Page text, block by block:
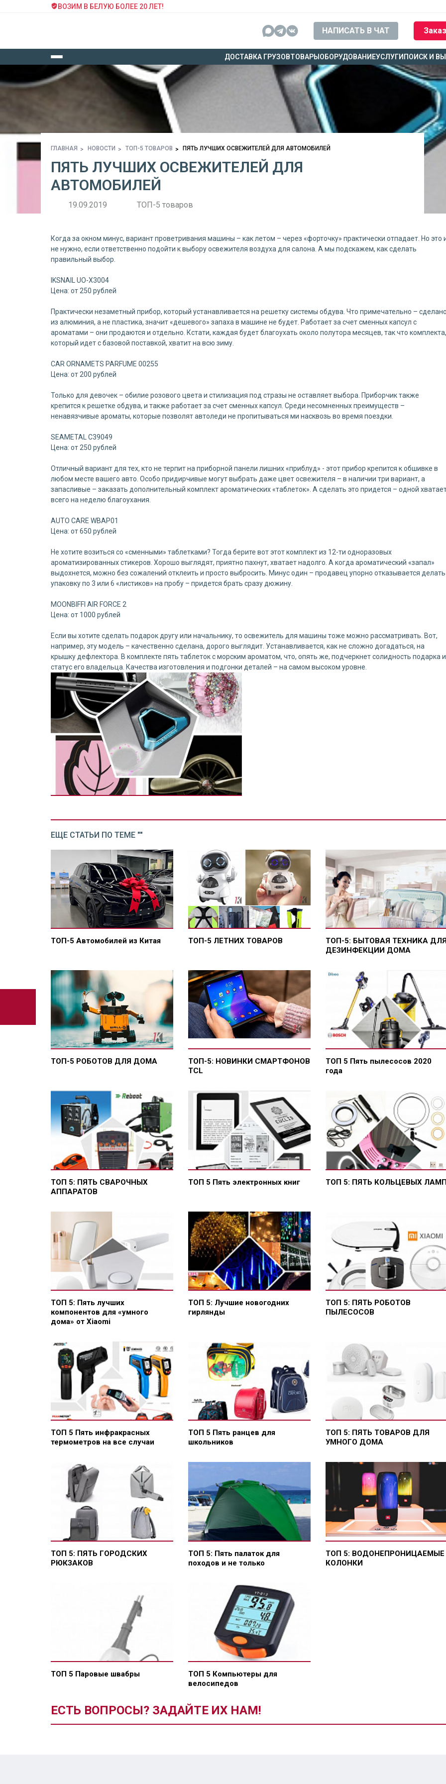
ВОЗИМ В БЕЛУЮ БОЛЕЕ 20 ЛЕТ!
НАПИСАТЬ В ЧАТ
ДОСТАВКА ГРУЗОВТОВАРЫ ОБОРУДОВАНИЕУСЛУГИ ПОИСК И
ГЛАВНАЯ НОВОСТИ ТОП-5 ТОВАРОВ ПЯТЬ ЛУЧШИХ ОСВЕЖИТЕЛЕЙ ДЛЯ АВТОМОБИЛЕЙ
ПЯТЬ ЛУЧШИХ ОСВЕЖИТЕЛЕЙ ДЛЯ
АВТОМОБИЛЕЙ
19.09.2019 ТОП-5 товаров
Когда за окном минус, вариант проветривания машины – как летом – через «форточку» практически отпадает. Но это
не нужно, если ответственно подойти к выбору освежителя воздуха для салона. А мы подскажем, как сделать
правильный выбор.
IKSNAIL UO-X3004
Цена: от 250 рублей
Практически незаметный прибор, который устанавливается на решетку системы обдува. Что примечательно –
из алюминия, а не пластика, значит «дешевого» запаха в машине не будет. Работает за счет сменных капсул с
ароматами – они продаются и отдельно. Кстати, каждая будет благоухать около полутора месяцев, так что комплекта,
который идет с базовой поставкой, хватит на всю зиму.
CAR ORNAMETS PARFUME 00255
Цена: от 200 рублей
Только для девочек – обилие розового цвета и стилизация под стразы не оставляет выбора. Приборчик также
крепится к решетке обдува, и также работает за счет сменных капсул. Среди несомненных преимуществ –
ненавязчивые ароматы, которые позволят автоледи не пропитываться ми насквозь во время поездки.
SEAMETAL C39049
Цена: от 250 рублей
Отличный вариант для тех, кто не терпит на приборной панели лишних «приблуд» - этот прибор крепится к обшивке в
любом месте вашего авто. Особо придирчивые могут выбрать даже цвет освежителя – в наличии три вариант, а
запасливые – заказать дополнительный комплект ароматических «таблеток». А сделать это придется – одной
всего на неделю благоухания.
AUTO CARE WBAP01
Цена: от 650 рублей
Не хотите возиться со «сменными» таблетками? Тогда берите вот этот комплект из 12-ти одноразовых
ароматизированных стикеров. Хорошо выглядят, приятно пахнут, хватает надолго. А когда ароматический «запал»
выдохнется, можно без сожалений отклеить и просто выбросить. Минус один – продавец упорно отказывается делать
упаковку по 3 или 6 «листиков» на пробу – придется брать сразу дюжину.
MOONBIFFI AIR FORCE 2
Цена: от 1000 рублей
Если вы хотите сделать подарок другу или начальнику, то освежитель для машины тоже можно рассматривать. Вот,
например, эту модель – качественно сделана, дорого выглядит. Устанавливается, как не сложно догадаться, на
крышку дефлектора. В комплекте пять таблеток с морским ароматом, что, опять же, подчеркнет солидность подарка и
статус его владельца. Качества изготовления и подгонки деталей – на самом высоком уровне.
ЕЩЕ СТАТЬИ ПО ТЕМЕ ""
ТОП-5 Автомобилей из Китая ТОП-5 ЛЕТНИХ ТОВАРОВ
ТОП-5: БЫТОВАЯ ТЕХНИКА
ДЕЗИНФЕКЦИИ ДОМА
ТОП-5 РОБОТОВ ДЛЯ ДОМА
ТОП-5: НОВИНКИ СМАРТФОНОВ
TCL
ТОП 5 Пять пылесосов 2020
года
ТОП 5: ПЯТЬ СВАРОЧНЫХ
АППАРАТОВ
ТОП 5 Пять электронных книг ТОП 5: ПЯТЬ КОЛЬЦЕВЫХ
ТОП 5: Пять лучших
компонентов для «умного
дома» от Xiaomi
ТОП 5: Лучшие новогодних
гирлянды
ТОП 5: ПЯТЬ РОБОТОВ
ПЫЛЕСОСОВ
ТОП 5 Пять инфракрасных
термометров на все случаи
ТОП 5 Пять ранцев для
школьников
ТОП 5: ПЯТЬ ТОВАРОВ ДЛЯ
УМНОГО ДОМА
ТОП 5: ПЯТЬ ГОРОДСКИХ
РЮКЗАКОВ
ТОП 5: Пять палаток для
походов и не только
ТОП 5: ВОДОНЕПРОНИЦАЕМЫЕ
КОЛОНКИ
ТОП 5 Паровые швабры
ТОП 5 Компьютеры для
велосипедов
ЕСТЬ ВОПРОСЫ? ЗАДАЙТЕ ИХ НАМ!